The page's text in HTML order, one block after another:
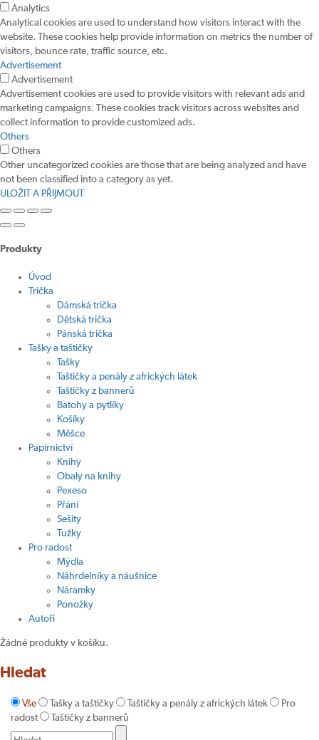
Analytics
Analytical cookies are used to understand how visitors interact with the
website. These cookies help provide information on metrics the number of
visitors, bounce rate, traffic source, etc.
Advertisement
Advertisement
Advertisement cookies are used to provide visitors with relevant ads and
marketing campaigns. These cookies track visitors across websites and
collect information to provide customized ads.
Others
Others
Other uncategorized cookies are those that are being analyzed and have
not been classified into a category as yet.
ULOŽIT A PŘIJMOUT
Produkty
Úvod
Trička
Dámská trička
Dětská trička
Pánská trička
Tašky a taštičky
Tašky
Taštičky a penály z afrických látek
Taštičky z bannerů
Batohy a pytlíky
Košíky
Měšce
Papírnictví
Knihy
Obaly na knihy
Pexeso
Přání
Sešity
Tužky
Pro radost
Mýdla
Náhrdelníky a náušnice
Náramky
Ponožky
Autoři
Žádné produkty v košíku.
Hledat
Vše Tašky a taštičky Taštičky a penály z afrických látek
Pro
radost
Taštičky z bannerů